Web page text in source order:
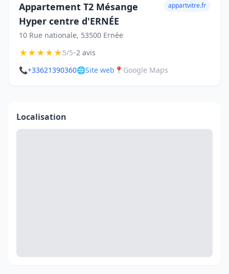
Appartement T2 Mésange
Hyper centre d'ERNÉE
10 Rue nationale, 53500 Ernée
appartvitre.fr
★★★★★5/5•2 avis
📞+33621390360🌐Site web 📍 Google Maps
Localisation